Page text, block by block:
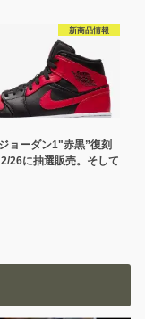
新商品情報
ョーダン1"赤黒”復刻
26に抽選販売。そして